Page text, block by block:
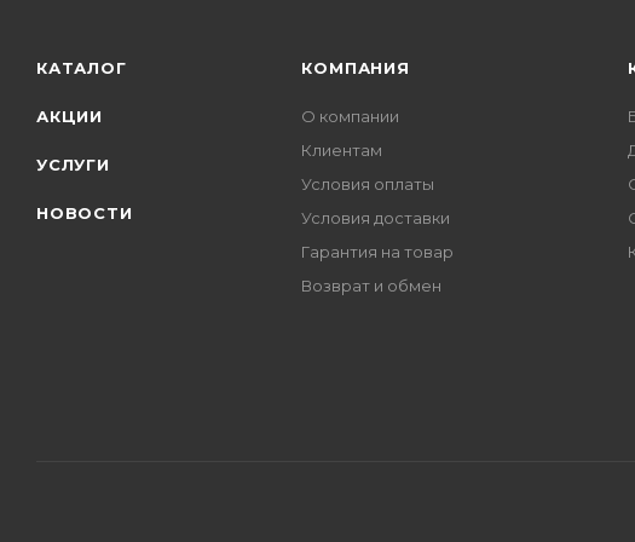
КАТАЛОГ
АКЦИИ
УСЛУГИ
НОВОСТИ
КОМПАНИЯ
О компании
Клиентам
Условия оплаты
Условия доставки
Гарантия на товар
Возврат и обмен